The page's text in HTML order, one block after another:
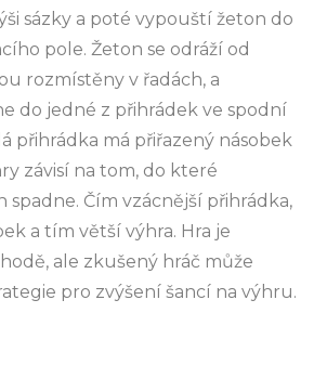
sázky a poté vypouští žeton do
pole. Žeton se odráží od
rozmístěny v řadách, a
do jedné z přihrádek ve spodní
přihrádka má přiřazený násobek
závisí na tom, do které
spadne. Čím vzácnější přihrádka,
a tím větší výhra. Hra je
ale zkušený hráč může
pro zvýšení šancí na výhru.